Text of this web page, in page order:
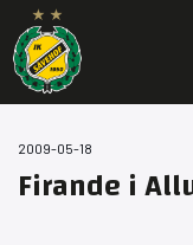
2009-05-18
Firande i